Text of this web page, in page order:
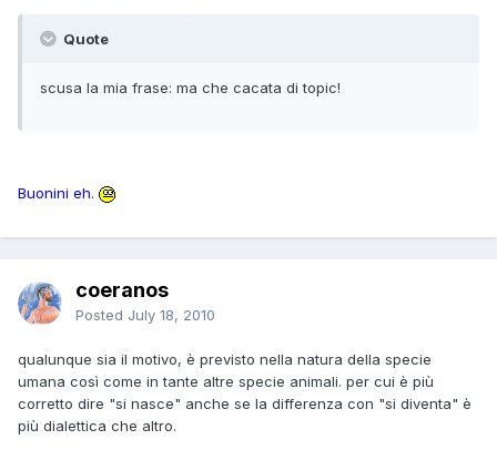
Quote
scusa la mia frase: ma che cacata di topic!
Buonini eh.
coeranos
Posted July 18, 2010
qualunque sia il motivo, è previsto nella natura della specie
umana così come in tante altre specie animali. per cui è più
corretto dire "si nasce" anche se la differenza con "si diventa" è
più dialettica che altro.